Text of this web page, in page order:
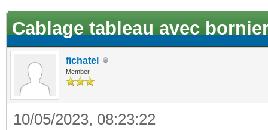
Cablage tableau avec
fichatel
Member
10/05/2023, 08:23:22